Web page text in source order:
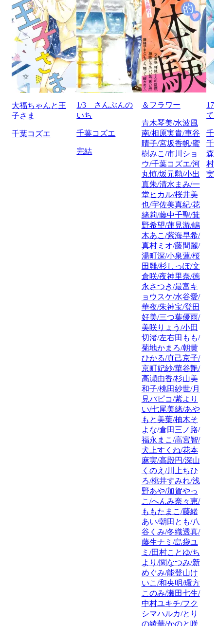
大福ちゃんと王
子さま
千葉コズエ
1/3 さんぶんの
いち
千葉コズエ
完結
＆フラワー
青木琴美/水波風
南/相原実貴/車谷
晴子/宮坂香帆/蜜
樹みこ/市川ショ
ウ/千葉コズエ/河
丸慎/坂元勲/小出
真朱/清水まみ/一
堂ヒカル/桜井美
也/宇佐美真紀/花
緒莉/藤中千聖/箕
野希望/蓮見游/嶋
木あこ/紫海早希/
真村ミオ/藤間麗/
湯町深/小泉蓮/桜
田雛/杉しっぽ/文
倉咲/夜神里奈/徳
永さつき/最富キ
ョウスケ/水谷愛/
華夜/朱神宝/登田
好美/三つ葉優雨/
美咲りょう/小田
切渚/左右田もも/
菊地かまろ/朝黄
ひかる/真己京子/
京町妃紗/華谷艶/
高瀬由香/杉山美
和子/桃田紗世/月
見パピコ/紫より
い/七尾美緒/あや
もと美葉/柚木そ
よな/倉田三ノ路/
福永まこ/高宮智/
犬上すくね/花本
麻実/高殿円/深山
くのえ/川上ちひ
ろ/桃井すみれ/浅
野あや/加賀やっ
こ/へんみ奈々恵/
ももたまこ/藤緒
あい/朝田とも/八
谷くみ/冬織透真/
藤生ナミ/島袋ユ
ミ/田村ことゆ/ち
より/関なつみ/新
めぐみ/能登山け
いこ/和央明/環方
このみ/瀬田七生/
中村ユキチ/フク
シマハルカ/とり
の綾華/かのと咲
17
て
千
千
森
村
実/